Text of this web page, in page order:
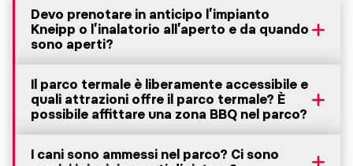
Devo prenotare in anticipo l’impianto
Kneipp o l’inalatorio all’aperto e da quando
sono aperti?
Il parco termale è liberamente accessibile e
quali attrazioni offre il parco termale? È
possibile affittare una zona BBQ nel parco?
I cani sono ammessi nel parco? Ci sono